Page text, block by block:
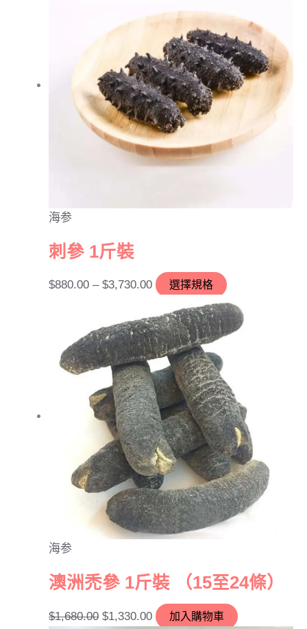
海参
刺參 1斤裝
$880.00 – $3,730.00 選擇規格
海参
澳洲禿參 1斤裝 （15至24條）
$1,680.00 $1,330.00 加入購物車